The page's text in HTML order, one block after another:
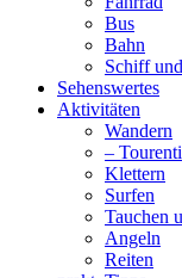
Bus
Bahn
Schiff
Sehenswertes
Aktivitäten
Wandern
–
Klettern
Surfen
Tauchen
Angeln
Reiten